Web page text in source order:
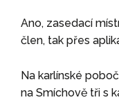
Ano, zasedací
člen, tak přes
Na karlínské
na Smíchově tři s